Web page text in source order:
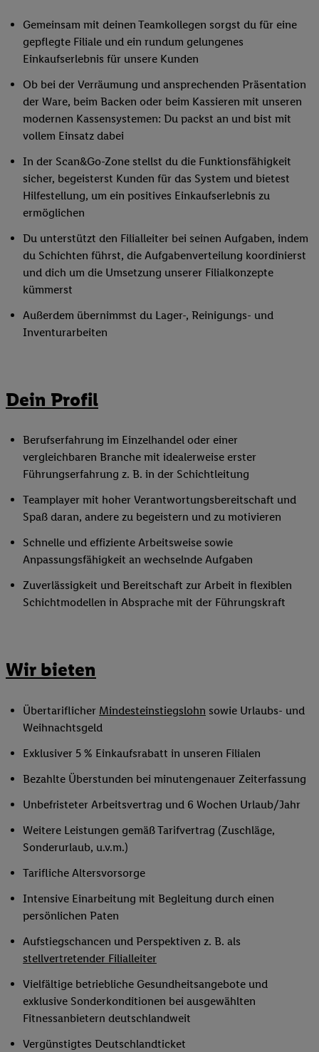
Gemeinsam mit deinen Teamkollegen sorgst du für eine
gepflegte Filiale und ein rundum gelungenes
Einkaufserlebnis für unsere Kunden
Ob bei der Verräumung und ansprechenden Präsentation
der Ware, beim Backen oder beim Kassieren mit unseren
modernen Kassensystemen: Du packst an und bist mit
vollem Einsatz dabei
In der Scan&Go-Zone stellst du die Funktionsfähigkeit
sicher, begeisterst Kunden für das System und bietest
Hilfestellung, um ein positives Einkaufserlebnis zu
ermöglichen
Du unterstützt den Filialleiter bei seinen Aufgaben, indem
du Schichten führst, die Aufgabenverteilung koordinierst
und dich um die Umsetzung unserer Filialkonzepte
kümmerst
Außerdem übernimmst du Lager-, Reinigungs- und
Inventurarbeiten
Dein Profil
Berufserfahrung im Einzelhandel oder einer
vergleichbaren Branche mit idealerweise erster
Führungserfahrung z. B. in der Schichtleitung
Teamplayer mit hoher Verantwortungsbereitschaft und
Spaß daran, andere zu begeistern und zu motivieren
Schnelle und effiziente Arbeitsweise sowie
Anpassungsfähigkeit an wechselnde Aufgaben
Zuverlässigkeit und Bereitschaft zur Arbeit in flexiblen
Schichtmodellen in Absprache mit der Führungskraft
Wir bieten
Übertariflicher Mindesteinstiegslohn sowie Urlaubs- und
Weihnachtsgeld
Exklusiver 5 % Einkaufsrabatt in unseren Filialen
Bezahlte Überstunden bei minutengenauer Zeiterfassung
Unbefristeter Arbeitsvertrag und 6 Wochen Urlaub/Jahr
Weitere Leistungen gemäß Tarifvertrag (Zuschläge,
Sonderurlaub, u.v.m.)
Tarifliche Altersvorsorge
Intensive Einarbeitung mit Begleitung durch einen
persönlichen Paten
Aufstiegschancen und Perspektiven z. B. als
stellvertretender Filialleiter
Vielfältige betriebliche Gesundheitsangebote und
exklusive Sonderkonditionen bei ausgewählten
Fitnessanbietern deutschlandweit
Vergünstigtes Deutschlandticket